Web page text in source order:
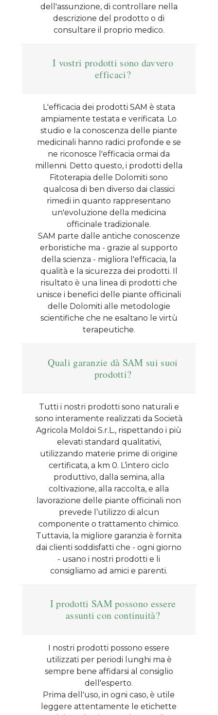
dell'assunzione, di controllare nella
descrizione del prodotto o di
consultare il proprio medico.
I vostri prodotti sono davvero
efficaci?
L'efficacia dei prodotti SAM è stata
ampiamente testata e verificata. Lo
studio e la conoscenza delle piante
medicinali hanno radici profonde e se
ne riconosce l'efficacia ormai da
millenni. Detto questo, i prodotti della
Fitoterapia delle Dolomiti sono
qualcosa di ben diverso dai classici
rimedi in quanto rappresentano
un'evoluzione della medicina
officinale tradizionale.
SAM parte dalle antiche conoscenze
erboristiche ma - grazie al supporto
della scienza - migliora l'efficacia, la
qualità e la sicurezza dei prodotti. Il
risultato è una linea di prodotti che
unisce i benefici delle piante officinali
delle Dolomiti alle metodologie
scientifiche che ne esaltano le virtù
terapeutiche.
Quali garanzie dà SAM sui suoi
prodotti?
Tutti i nostri prodotti sono naturali e
sono interamente realizzati da Società
Agricola Moldoi S.r.L., rispettando i più
elevati standard qualitativi,
utilizzando materie prime di origine
certificata, a km 0. L’intero ciclo
produttivo, dalla semina, alla
coltivazione, alla raccolta, e alla
lavorazione delle piante officinali non
prevede l’utilizzo di alcun
componente o trattamento chimico.
Tuttavia, la migliore garanzia è fornita
dai clienti soddisfatti che - ogni giorno
- usano i nostri prodotti e li
consigliamo ad amici e parenti.
I prodotti SAM possono essere
assunti con continuità?
I nostri prodotti possono essere
utilizzati per periodi lunghi ma è
sempre bene affidarsi al consiglio
dell'esperto.
Prima dell'uso, in ogni caso, è utile
leggere attentamente le etichette